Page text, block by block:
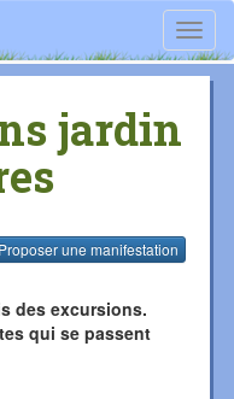
jardin
Proposer une manifestation
des excursions.
qui se passent